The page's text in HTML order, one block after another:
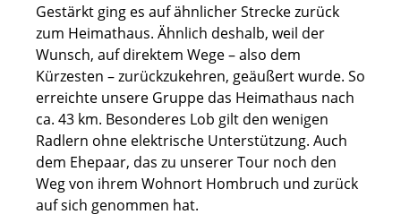
Gestärkt ging es auf ähnlicher Strecke zurück
zum Heimathaus. Ähnlich deshalb, weil der
Wunsch, auf direktem Wege – also dem
Kürzesten – zurückzukehren, geäußert wurde. So
erreichte unsere Gruppe das Heimathaus nach
ca. 43 km. Besonderes Lob gilt den wenigen
Radlern ohne elektrische Unterstützung. Auch
dem Ehepaar, das zu unserer Tour noch den
Weg von ihrem Wohnort Hombruch und zurück
auf sich genommen hat.